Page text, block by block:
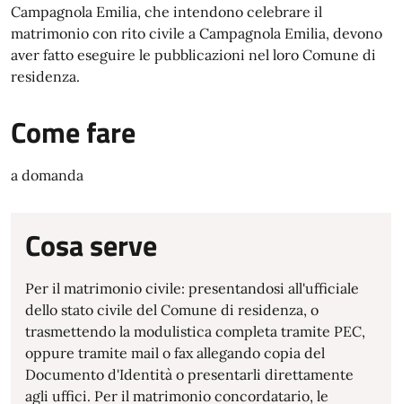
Campagnola Emilia, che intendono celebrare il
matrimonio con rito civile a Campagnola Emilia, devono
aver fatto eseguire le pubblicazioni nel loro Comune di
residenza.
Come fare
a domanda
Cosa serve
Per il matrimonio civile: presentandosi all'ufficiale
dello stato civile del Comune di residenza, o
trasmettendo la modulistica completa tramite PEC,
oppure tramite mail o fax allegando copia del
Documento d'Identità o presentarli direttamente
agli uffici. Per il matrimonio concordatario, le